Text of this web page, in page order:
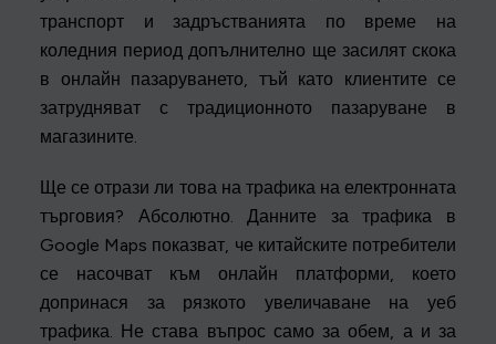
транспорт и задръстванията по време на
коледния период допълнително ще засилят скока
в онлайн пазаруването, тъй като клиентите се
затрудняват с традиционното пазаруване в
магазините.
Ще се отрази ли това на трафика на електронната
търговия? Абсолютно. Данните за трафика в
Google Maps показват, че китайските потребители
се насочват към онлайн платформи, което
допринася за рязкото увеличаване на уеб
трафика. Не става въпрос само за обем, а и за